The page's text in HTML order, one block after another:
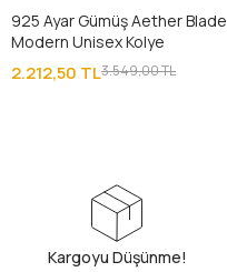
925 Ayar Gümüş Aether Blade
Modern Unisex Kolye
2.212,50 TL3.549,00 TL
Kargoyu Düşünme!